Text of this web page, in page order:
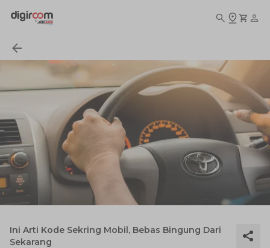
Ini Arti Kode Sekring Mobil, Bebas Bingung Dari
Sekarang